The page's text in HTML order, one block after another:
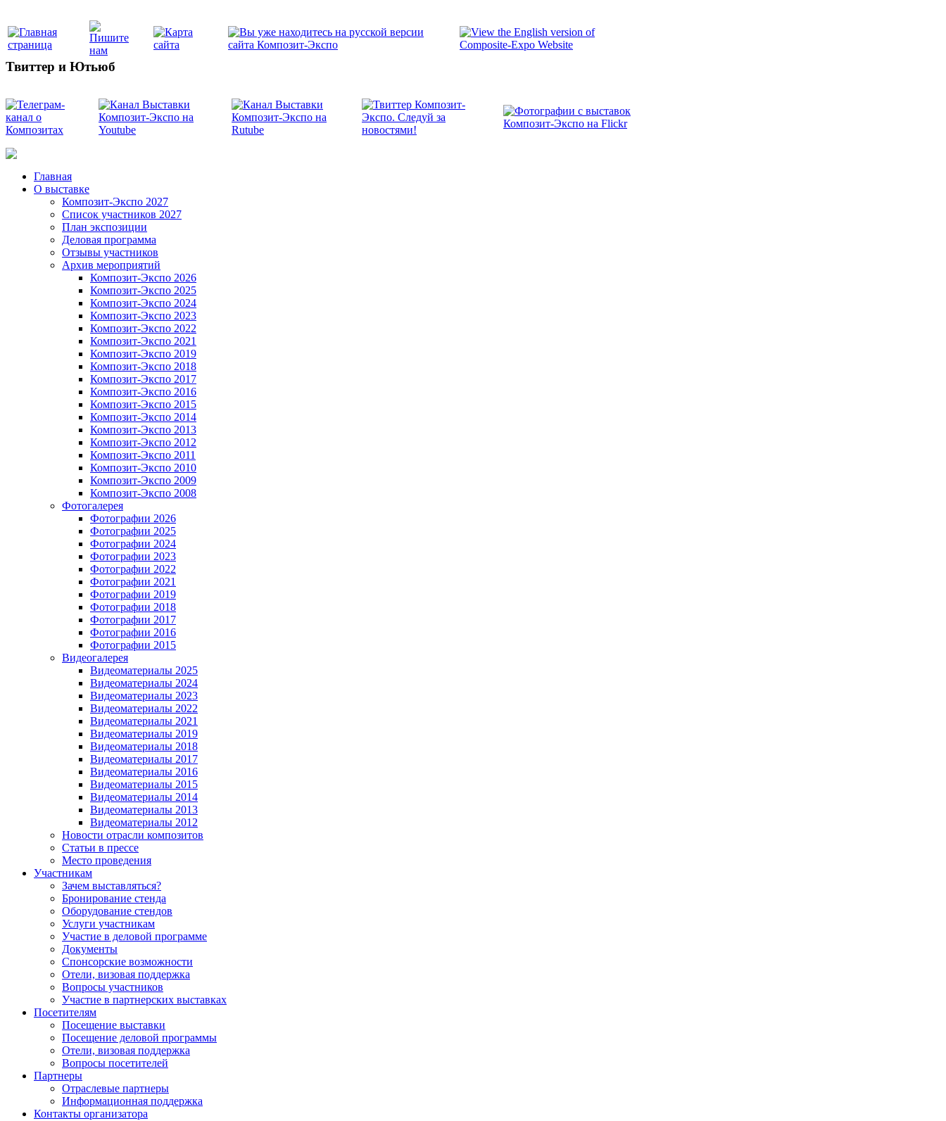
Твиттер и Ютьюб
Главная
О выставке
Композит-Экспо 2027
Список участников 2027
План экспозиции
Деловая программа
Отзывы участников
Архив мероприятий
Композит-Экспо 2026
Композит-Экспо 2025
Композит-Экспо 2024
Композит-Экспо 2023
Композит-Экспо 2022
Композит-Экспо 2021
Композит-Экспо 2019
Композит-Экспо 2018
Композит-Экспо 2017
Композит-Экспо 2016
Композит-Экспо 2015
Композит-Экспо 2014
Композит-Экспо 2013
Композит-Экспо 2012
Композит-Экспо 2011
Композит-Экспо 2010
Композит-Экспо 2009
Композит-Экспо 2008
Фотогалерея
Фотографии 2026
Фотографии 2025
Фотографии 2024
Фотографии 2023
Фотографии 2022
Фотографии 2021
Фотографии 2019
Фотографии 2018
Фотографии 2017
Фотографии 2016
Фотографии 2015
Видеогалерея
Видеоматериалы 2025
Видеоматериалы 2024
Видеоматериалы 2023
Видеоматериалы 2022
Видеоматериалы 2021
Видеоматериалы 2019
Видеоматериалы 2018
Видеоматериалы 2017
Видеоматериалы 2016
Видеоматериалы 2015
Видеоматериалы 2014
Видеоматериалы 2013
Видеоматериалы 2012
Новости отрасли композитов
Статьи в прессе
Место проведения
Участникам
Зачем выставляться?
Бронирование стенда
Оборудование стендов
Услуги участникам
Участие в деловой программе
Документы
Спонсорские возможности
Отели, визовая поддержка
Вопросы участников
Участие в партнерских выставках
Посетителям
Посещение выставки
Посещение деловой программы
Отели, визовая поддержка
Вопросы посетителей
Партнеры
Отраслевые партнеры
Информационная поддержка
Контакты организатора